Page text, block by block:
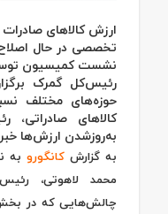
ارزش کالاهای
تخصصی در حال
نشست کمیسیون
رئیس‌‌‌‌‌‌کل گمرک
حوزه‌های مختلف
کالاهای
به‌‌‌‌‌‌روز‌شدن ارزش‌ها
به گزارشکانگورو به
محمد لاهوتی،
چالش‌هایی که در